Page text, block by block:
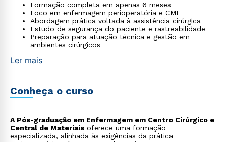
Formação completa em apenas 6 meses
Foco em enfermagem perioperatória e CME
Abordagem prática voltada à assistência cirúrgica
Estudo de segurança do paciente e rastreabilidade
Preparação para atuação técnica e gestão em
ambientes cirúrgicos
Ler mais
Conheça o curso
A Pós-graduação em Enfermagem em Centro Cirúrgico e
Central de Materiais oferece uma formação
especializada, alinhada às exigências da prática